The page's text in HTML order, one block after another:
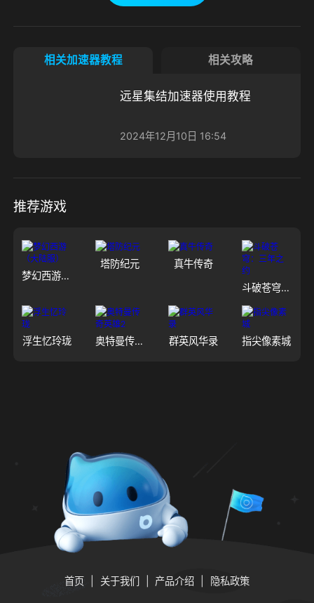
相关加速器教程 相关攻略
远星集结加速器使用教程
2024年12月10日 16:54
推荐游戏
梦幻西游（大陆服）
塔防纪元
真牛传奇
斗破苍穹：三年之约
浮生忆玲珑 奥特曼传奇英雄2 群英风华录 指尖像素城
首页 关于我们 产品介绍 隐私政策